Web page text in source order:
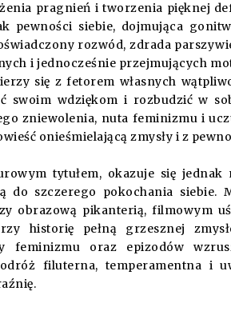
pragnień i tworzenia pięknej
pewności siebie, dojmująca
rozwód, zdrada
i jednocześnie przejmujących
się z fetorem własnych
swoim wdziękom i rozbudzić w
zniewolenia, nuta feminizmu i
onieśmielającą zmysły i z
tytułem, okazuje się
do szczerego pokochania
obrazową pikanterią, filmowym
historię pełną grzesznej
feminizmu oraz epizodów
filuterna, temperamentna i